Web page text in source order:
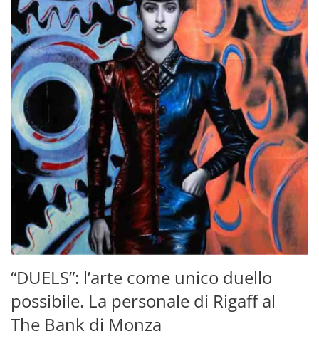
“DUELS”: l’arte come unico duello
possibile. La personale di Rigaff al
The Bank di Monza